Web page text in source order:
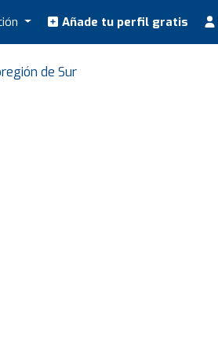
Añade tu perfil gratis
de Sur